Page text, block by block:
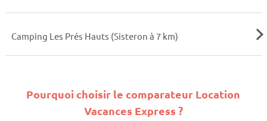
Camping Les Prés Hauts (Sisteron à 7 km)
Pourquoi choisir le comparateur Location
Vacances Express ?